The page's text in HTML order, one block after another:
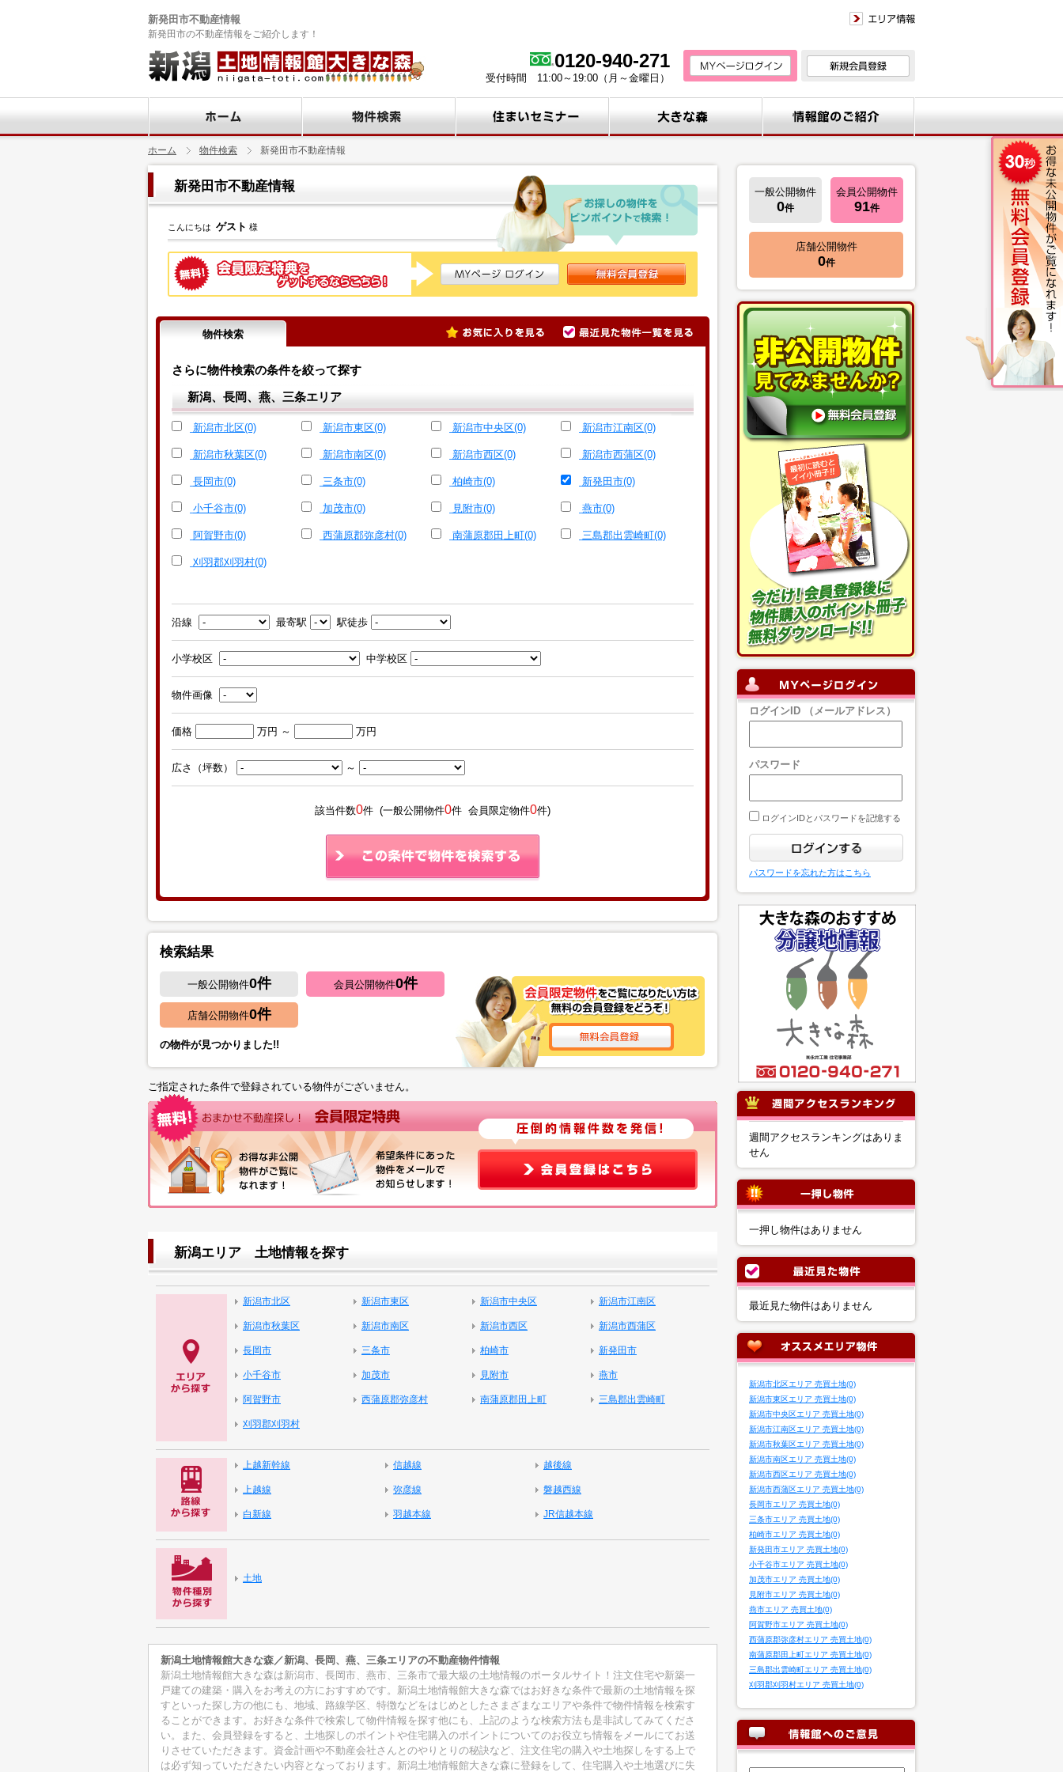
新発田市不動産情報
新発田市の不動産情報をご紹介します！
0120-940-271
受付時間 11:00～19:00（月～金曜日）
ホーム 物件検索 新発田市不動産情報
新発田市不動産情報
こんにちは ゲスト 様
物件検索
さらに物件検索の条件を絞って探す
新潟、長岡、燕、三条エリア
新潟市北区(0) 新潟市東区(0) 新潟市中央区(0) 新潟市江南区(0)
新潟市秋葉区(0) 新潟市南区(0) 新潟市西区(0) 新潟市西蒲区(0)
長岡市(0) 三条市(0) 柏崎市(0) 新発田市(0)
小千谷市(0) 加茂市(0) 見附市(0) 燕市(0)
阿賀野市(0) 西蒲原郡弥彦村(0) 南蒲原郡田上町(0) 三島郡出雲崎町(0)
刈羽郡刈羽村(0)
沿線 最寄駅 駅徒歩
小学校区 中学校区
物件画像
価格 万円 ～ 万円
広さ（坪数） ～
該当件数0件 (一般公開物件0件 会員限定物件0件)
検索結果
一般公開物件0件 会員公開物件0件
店舗公開物件0件
の物件が見つかりました!!
ご指定された条件で登録されている物件がございません。
新潟エリア 土地情報を探す
新潟市北区 新潟市東区 新潟市中央区 新潟市江南区
新潟市秋葉区 新潟市南区 新潟市西区 新潟市西蒲区
長岡市 三条市 柏崎市 新発田市
小千谷市 加茂市 見附市 燕市
阿賀野市 西蒲原郡弥彦村 南蒲原郡田上町 三島郡出雲崎町
刈羽郡刈羽村
上越新幹線 信越線 越後線
上越線 弥彦線 磐越西線
白新線 羽越本線 JR信越本線
土地
新潟土地情報館大きな森／新潟、長岡、燕、三条エリアの不動産物件情報
新潟土地情報館大きな森は新潟市、長岡市、燕市、三条市で最大級の土地情報のポータルサイト！注文住宅や新築一
戸建ての建築・購入をお考えの方におすすめです。新潟土地情報館大きな森ではお好きな条件で最新の土地情報を探
すといった探し方の他にも、地域、路線学区、特徴などをはじめとしたさまざまなエリアや条件で物件情報を検索す
ることができます。お好きな条件で検索して物件情報を探す他にも、上記のような検索方法も是非試してみてくださ
い。また、会員登録をすると、土地探しのポイントや住宅購入のポイントについてのお役立ち情報をメールにてお送
りさせていただきます。資金計画や不動産会社さんとのやりとりの秘訣など、注文住宅の購入や土地探しをする上で
は必ず知っていただきたい内容となっております。新潟土地情報館大きな森に登録をして、住宅購入や土地選びに失
一般公開物件
0件
会員公開物件
91件
店舗公開物件
0件
ログインID （メールアドレス）
パスワード
ログインIDとパスワードを記憶する
パスワードを忘れた方はこちら
週間アクセスランキングはありま
せん
一押し物件はありません
最近見た物件はありません
新潟市北区エリア 売買土地(0)
新潟市東区エリア 売買土地(0)
新潟市中央区エリア 売買土地(0)
新潟市江南区エリア 売買土地(0)
新潟市秋葉区エリア 売買土地(0)
新潟市南区エリア 売買土地(0)
新潟市西区エリア 売買土地(0)
新潟市西蒲区エリア 売買土地(0)
長岡市エリア 売買土地(0)
三条市エリア 売買土地(0)
柏崎市エリア 売買土地(0)
新発田市エリア 売買土地(0)
小千谷市エリア 売買土地(0)
加茂市エリア 売買土地(0)
見附市エリア 売買土地(0)
燕市エリア 売買土地(0)
阿賀野市エリア 売買土地(0)
西蒲原郡弥彦村エリア 売買土地(0)
南蒲原郡田上町エリア 売買土地(0)
三島郡出雲崎町エリア 売買土地(0)
刈羽郡刈羽村エリア 売買土地(0)